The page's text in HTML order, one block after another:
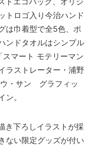
トロゴ入り今治ハンド
は巾着型で全5色、ポ
ンドタオルはシンプル
マート モテリーマン
ラストレーター・浦野
・サン グラフィッ
。
き下ろしイラストが採
ない限定グッズが付い